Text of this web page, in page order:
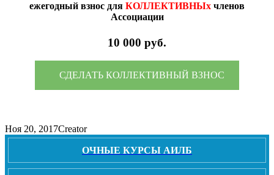
ежегодный взнос для КОЛЛЕКТИВНЫх членов
Ассоциации
10 000 руб.
СДЕЛАТЬ КОЛЛЕКТИВНЫЙ ВЗНОС
Ноя 20, 2017Creator
ОЧНЫЕ КУРСЫ АИЛБ